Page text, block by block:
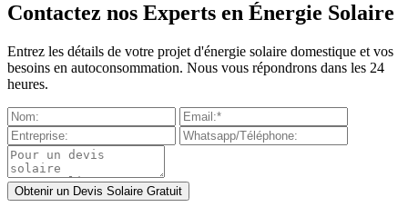
Contactez nos Experts en Énergie Solaire
Entrez les détails de votre projet d'énergie solaire domestique et vos
besoins en autoconsommation. Nous vous répondrons dans les 24
heures.